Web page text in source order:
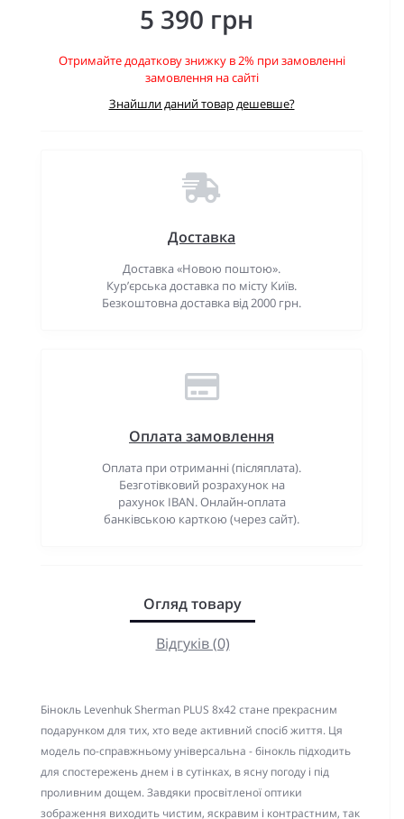
5 390 грн
Отримайте додаткову знижку в 2% при замовленні
замовлення на сайті
Знайшли даний товар дешевше?
Доставка
Доставка «Новою поштою».
Кур’єрська доставка по місту Київ.
Безкоштовна доставка від 2000 грн.
Оплата замовлення
Оплата при отриманні (післяплата).
Безготівковий розрахунок на
рахунок IBAN. Онлайн-оплата
банківською карткою (через сайт).
Огляд товару
Відгуків (0)
Бінокль Levenhuk Sherman PLUS 8x42 стане прекрасним
подарунком для тих, хто веде активний спосіб життя. Ця
модель по-справжньому універсальна - бінокль підходить
для спостережень днем ​​і в сутінках, в ясну погоду і під
проливним дощем. Завдяки просвітленої оптики
зображення виходить чистим, яскравим і контрастним, так